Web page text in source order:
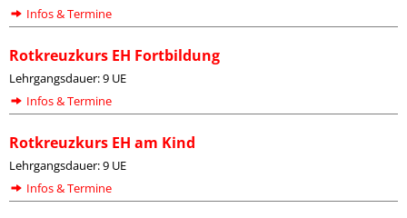
Infos & Termine
Rotkreuzkurs EH Fortbildung
Lehrgangsdauer: 9 UE
Infos & Termine
Rotkreuzkurs EH am Kind
Lehrgangsdauer: 9 UE
Infos & Termine